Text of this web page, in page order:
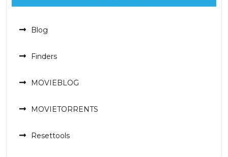
Blog
Finders
MOVIEBLOG
MOVIETORRENTS
Resettools